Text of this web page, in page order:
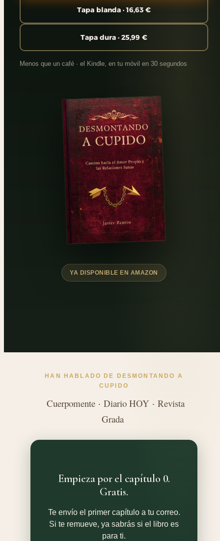
Tapa blanda · 16,63 €
Tapa dura · 25,99 €
Menos que un café · el Kindle, en tu móvil en 30 segundos
YA DISPONIBLE EN AMAZON
HAN HABLADO DE DESMONTANDO A
CUPIDO
Cuerpomente · Diario HOY · Revista
Grada
Empieza por el capítulo 0.
Gratis.
Te envío el primer capítulo a tu correo.
Si te remueve, ya sabrás si el libro es
para ti.